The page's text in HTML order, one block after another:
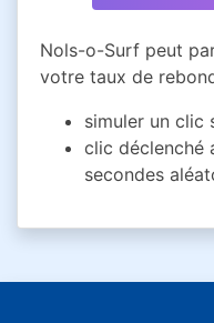
Nols-o-Surf peut
votre taux de
simuler un clic
clic déclenché
secondes